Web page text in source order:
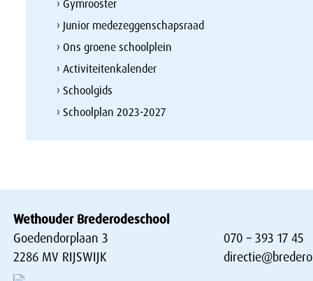
› Gymrooster
› Junior medezeggenschapsraad
› Ons groene schoolplein
› Activiteitenkalender
› Schoolgids
› Schoolplan 2023-2027
Wethouder Brederodeschool
Goedendorplaan 3
2286 MV RIJSWIJK
070 – 393 17 45